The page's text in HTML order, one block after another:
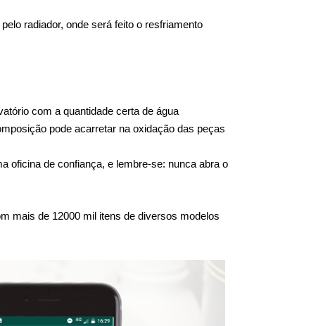
radiador, onde será feito o resfriamento
com a quantidade certa de água
pode acarretar na oxidação das peças
oficina de confiança, e lembre-se: nunca abra o
mais de 12000 mil itens de diversos modelos